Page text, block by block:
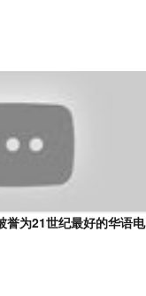
誉为21世纪最好的华语电